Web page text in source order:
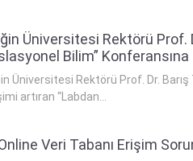
Üniversitesi Rektörü Prof.
Bilim” Konferansına
Üniversitesi Rektörü Prof. Dr.
artıran “Labdan...
Veri Tabanı Erişim